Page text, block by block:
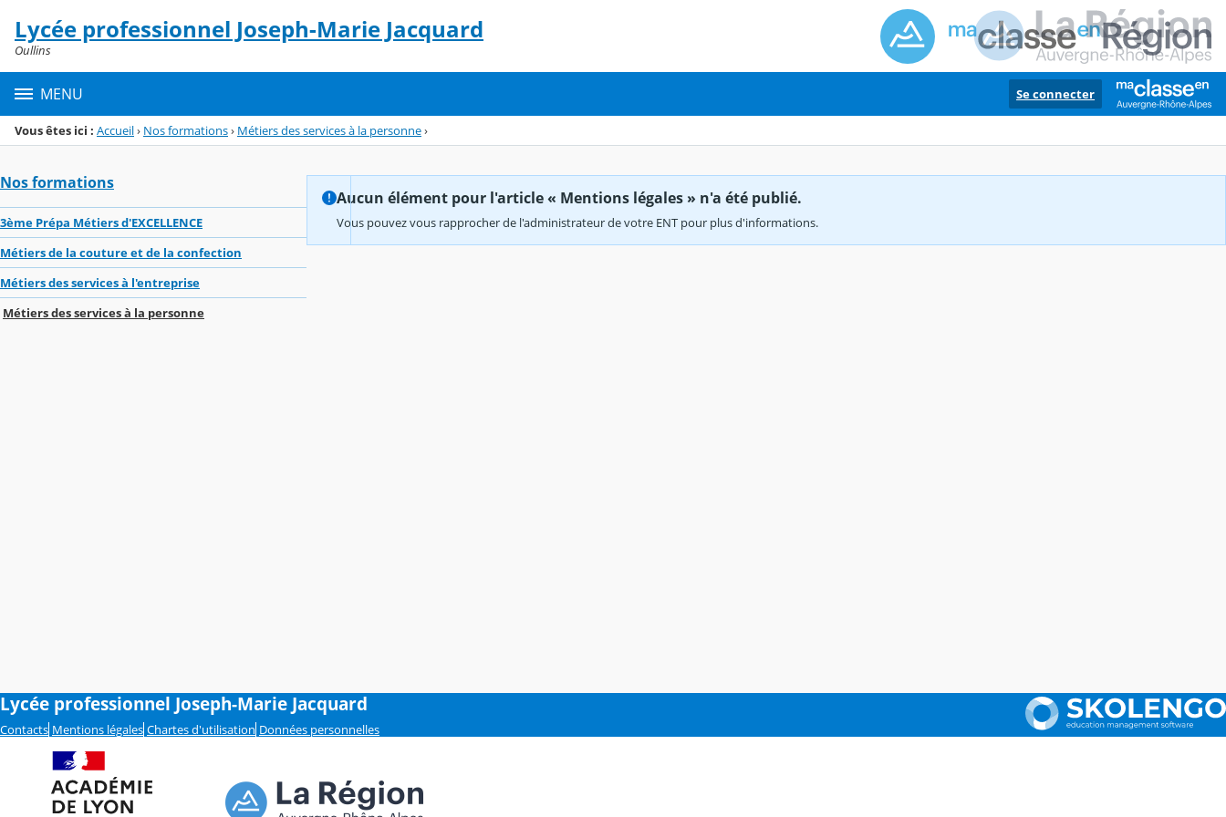
Menu de la rubrique
Contenu
Lycée professionnel Joseph-Marie Jacquard
Oullins
MENU Se connecter
Vous êtes ici : Accueil› Nos formations› Métiers des services à la personne›
Nos formations
3ème Prépa Métiers d'EXCELLENCE
Métiers de la couture et de la confection
Métiers des services à l'entreprise
Métiers des services à la personne
Aucun élément pour l'article « Mentions légales » n'a été publié.
Vous pouvez vous rapprocher de l'administrateur de votre ENT pour plus d'informations.
Lycée professionnel Joseph-Marie Jacquard
Contacts Mentions légales Chartes d'utilisation Données personnelles